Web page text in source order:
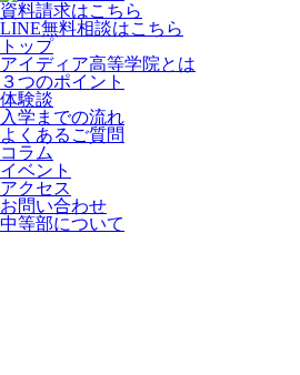
資料請求はこちら
LINE無料相談はこちら
トップ
アイディア高等学院とは
３つのポイント
体験談
入学までの流れ
よくあるご質問
コラム
イベント
アクセス
お問い合わせ
中等部について